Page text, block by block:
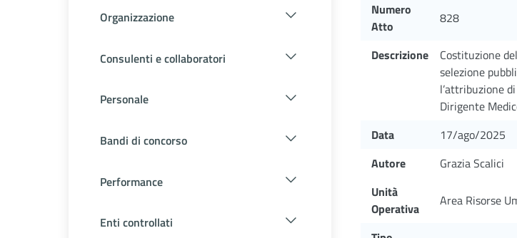
Organizzazione
Consulenti e collaboratori
Personale
Bandi di concorso
Performance
Enti controllati
Numero
Atto
828
Descrizione
Costituzione
selezione
l’attribuzione
Dirigente
Data
17/ago/2025
Autore
Grazia Scalici
Unità
Operativa
Area Risorse